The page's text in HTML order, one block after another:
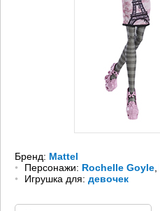
Бренд: Mattel
Персонажи: Rochelle Goyle
Игрушка для: девочек